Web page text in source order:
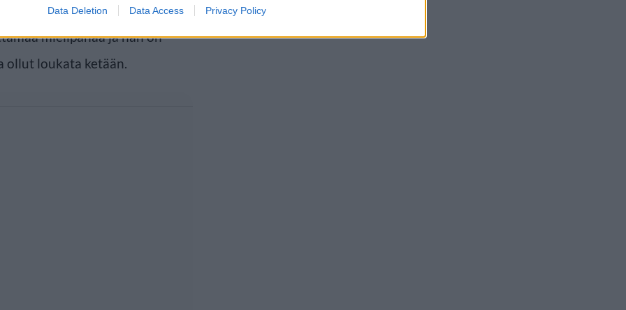
Data Deletion Data Access Privacy Policy
Nielsen on pyytänyt
mielipahaa ja hän on
ollut loukata ketään.